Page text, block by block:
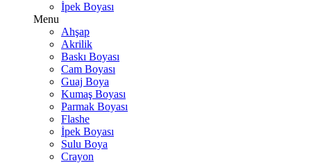
İpek Boyası
Menu
Ahşap
Akrilik
Baskı Boyası
Cam Boyası
Guaj Boya
Kumaş Boyası
Parmak Boyası
Flashe
İpek Boyası
Sulu Boya
Crayon